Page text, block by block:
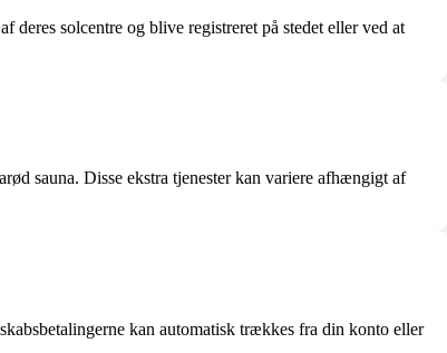
deres solcentre og blive registreret på stedet eller ved at
sauna. Disse ekstra tjenester kan variere afhængigt af
kan automatisk trækkes fra din konto eller